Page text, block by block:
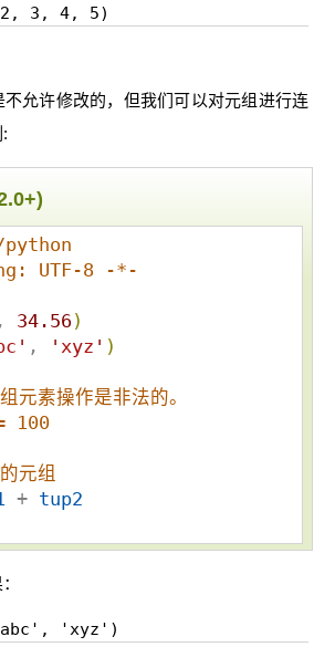
允许修改的，但我们可以对元组进行连
UTF-8 -*-
, 34.56 )
' , ' xyz ' )
元素操作是非法的。
100
元组
+ tup2